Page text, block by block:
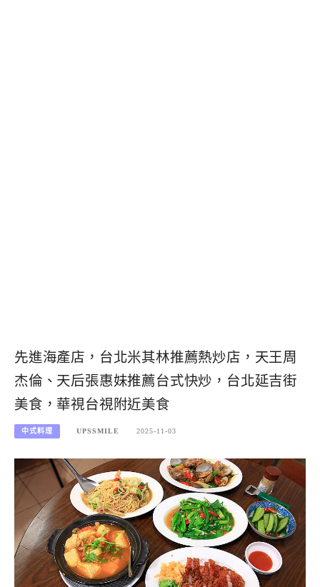
先進海產店，台北米其林推薦熱炒店，天王周
杰倫、天后張惠妹推薦台式快炒，台北延吉街
美食，華視台視附近美食
中式料理 UPSSMILE 2025-11-03